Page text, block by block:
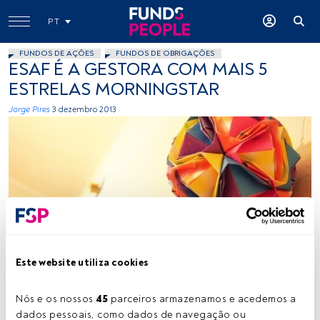
Este website utiliza cookies
Nós e os nossos 45 parceiros armazenamos e acedemos a
dados pessoais, como dados de navegação ou
PT
FUNDOS DE AÇÕES FUNDOS DE OBRIGAÇÕES
ESAF É A GESTORA COM MAIS 5
ESTRELAS MORNINGSTAR
Jorge Pires 3 dezembro 2013
Tempo de leitura: 1 min.